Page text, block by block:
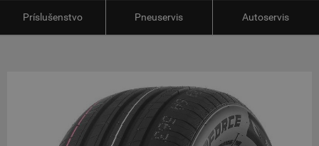
Príslušenstvo Pneuservis Autoservis